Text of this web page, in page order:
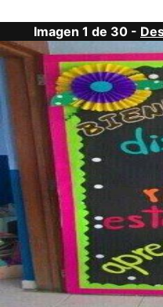
Imagen 1 de 30 -